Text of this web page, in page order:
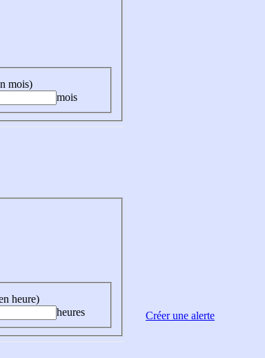
mois)
mois
heure)
heures
Créer une alerte